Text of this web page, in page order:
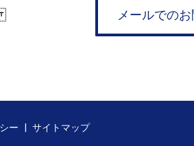
メールでの
ー サイトマップ